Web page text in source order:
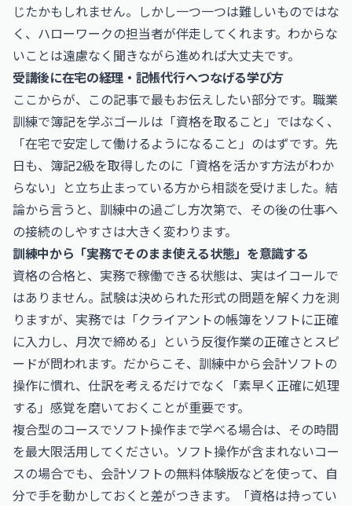
じたかもしれません。しかし一つ一つは難しいものではな
く、ハローワークの担当者が伴走してくれます。わからな
いことは遠慮なく聞きながら進めれば大丈夫です。
受講後に在宅の経理・記帳代行へつなげる学び方
ここからが、この記事で最もお伝えしたい部分です。職業
訓練で簿記を学ぶゴールは「資格を取ること」ではなく、
「在宅で安定して働けるようになること」のはずです。先
日も、簿記2級を取得したのに「資格を活かす方法がわか
らない」と立ち止まっている方から相談を受けました。結
論から言うと、訓練中の過ごし方次第で、その後の仕事へ
の接続のしやすさは大きく変わります。
訓練中から「実務でそのまま使える状態」を意識する
資格の合格と、実務で稼働できる状態は、実はイコールで
はありません。試験は決められた形式の問題を解く力を測
りますが、実務では「クライアントの帳簿をソフトに正確
に入力し、月次で締める」という反復作業の正確さとスピ
ードが問われます。だからこそ、訓練中から会計ソフトの
操作に慣れ、仕訳を考えるだけでなく「素早く正確に処理
する」感覚を磨いておくことが重要です。
複合型のコースでソフト操作まで学べる場合は、その時間
を最大限活用してください。ソフト操作が含まれないコー
スの場合でも、会計ソフトの無料体験版などを使って、自
分で手を動かしておくと差がつきます。「資格は持ってい